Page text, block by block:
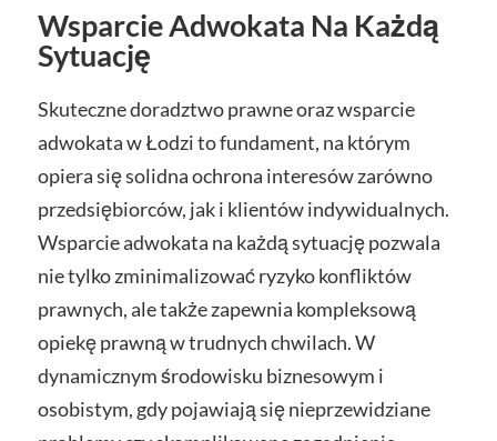
Wsparcie Adwokata Na Każdą
Sytuację
Skuteczne doradztwo prawne oraz wsparcie
adwokata w Łodzi to fundament, na którym
opiera się solidna ochrona interesów zarówno
przedsiębiorców, jak i klientów indywidualnych.
Wsparcie adwokata na każdą sytuację pozwala
nie tylko zminimalizować ryzyko konfliktów
prawnych, ale także zapewnia kompleksową
opiekę prawną w trudnych chwilach. W
dynamicznym środowisku biznesowym i
osobistym, gdy pojawiają się nieprzewidziane